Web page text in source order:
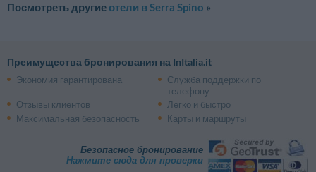
Посмотреть другие отели в Serra Spino »
Преимущества бронирования на InItalia.it
Экономия гарантирована
Служба поддержки по
телефону
Отзывы клиентов
Легко и быстро
Максимальная безопасность
Карты и маршруты
Безопасное бронирование
Нажмите сюда для проверки